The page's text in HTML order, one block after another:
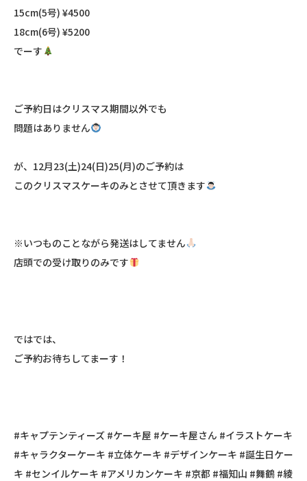
15cm(5号) ¥4500ㅤㅤㅤㅤㅤㅤㅤㅤㅤㅤㅤㅤㅤ
18cm(6号) ¥5200ㅤㅤㅤㅤㅤㅤㅤㅤㅤㅤㅤㅤㅤ
ㅤㅤㅤㅤㅤㅤㅤㅤㅤㅤㅤㅤㅤでーす
ご予約日はクリスマス期間以外でもㅤㅤㅤㅤㅤㅤㅤㅤㅤㅤㅤㅤㅤ
問題はありません
が、12月23(土)24(日)25(月)のご予約はㅤㅤㅤㅤㅤㅤㅤㅤㅤㅤㅤㅤㅤ
このクリスマスケーキのみとさせて頂きます
※いつものことながら発送はしㅤㅤㅤㅤㅤㅤㅤㅤㅤㅤㅤㅤㅤてません
店頭での受け取りㅤㅤㅤㅤㅤㅤㅤㅤㅤㅤㅤㅤㅤのみです
ではでは、ㅤㅤㅤㅤㅤㅤㅤㅤㅤㅤㅤㅤㅤ
ご予約お待ちしてまーす！ㅤㅤㅤㅤㅤㅤㅤㅤㅤㅤㅤㅤㅤ
#キャプテンティーズ #ケーキ屋 #ケーキ屋さん #イラストケーキ
#キャラクターケーキ #立体ケーキ #デザインケーキ #誕生日ケー
キ #センイルケーキ #アメリカンケーキ #京都 #福知山 #舞鶴 #綾